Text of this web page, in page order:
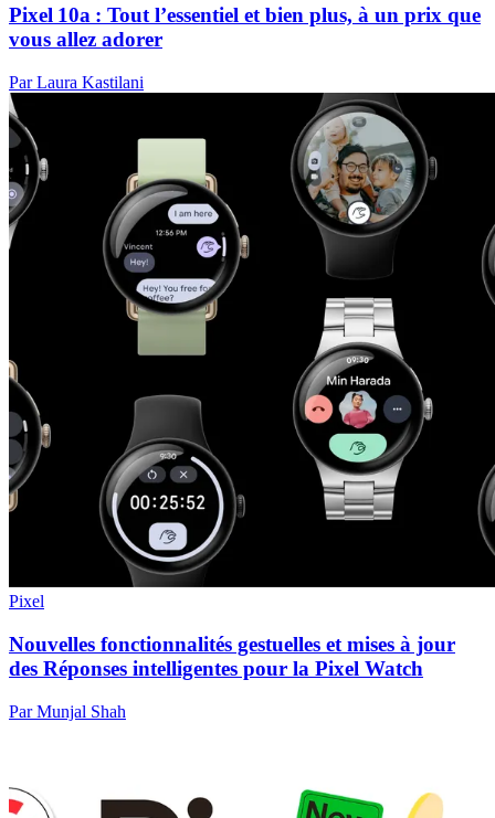
Pixel 10a : Tout l’essentiel et bien plus, à un prix que
vous allez adorer
Par Laura Kastilani
Pixel
Nouvelles fonctionnalités gestuelles et mises à jour
des Réponses intelligentes pour la Pixel Watch
Par Munjal Shah